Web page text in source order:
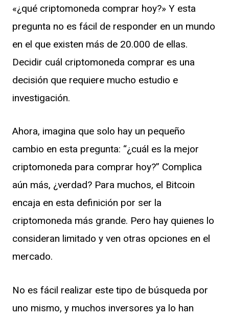
«¿qué criptomoneda comprar hoy?» Y esta
pregunta no es fácil de responder en un mundo
en el que existen más de 20.000 de ellas.
Decidir cuál criptomoneda comprar es una
decisión que requiere mucho estudio e
investigación.
Ahora, imagina que solo hay un pequeño
cambio en esta pregunta: “¿cuál es la mejor
criptomoneda para comprar hoy?” Complica
aún más, ¿verdad? Para muchos, el Bitcoin
encaja en esta definición por ser la
criptomoneda más grande. Pero hay quienes lo
consideran limitado y ven otras opciones en el
mercado.
No es fácil realizar este tipo de búsqueda por
uno mismo, y muchos inversores ya lo han